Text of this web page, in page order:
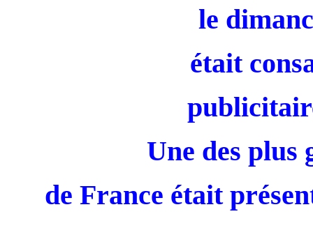
le
était
Une des plus
de France était